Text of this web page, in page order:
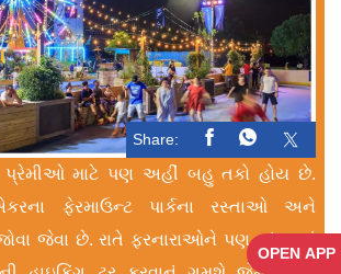
OPEN APP
Share:
પ્રેમીઓ માટે પણ અહીં બહુ તકો હોય છે.
ફેરમાઉન્ટ પાર્કના રસ્તાઓ અને
જેવા છે. રાતે ફરનારાઓને પણ અંધારમાં